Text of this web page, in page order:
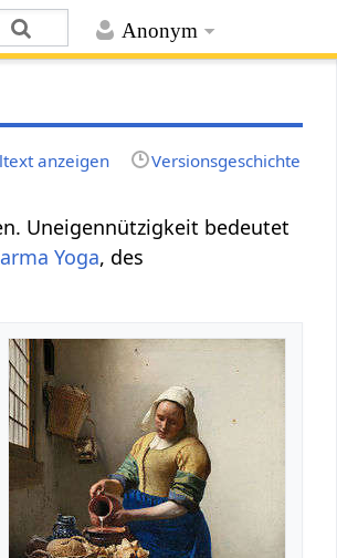
Anonym
anzeigen Versionsgeschichte
Uneigennützigkeit bedeutet
Yoga, des